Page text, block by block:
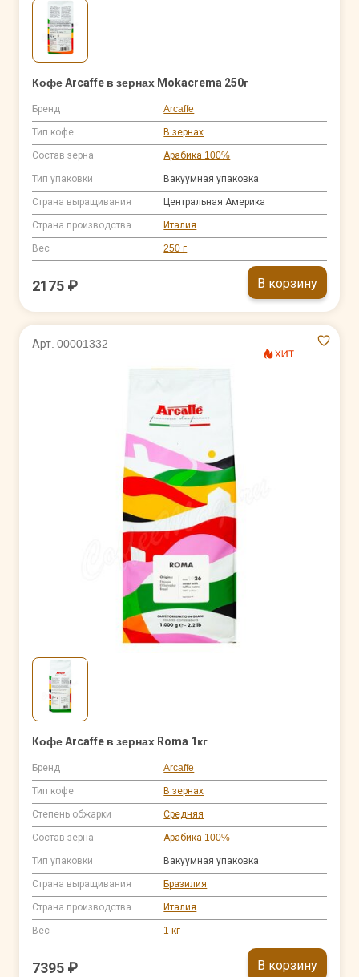
Кофе Arcaffe в зернах Mokacrema 250г
Бренд Arcaffe
Тип кофе В зернах
Состав зерна Арабика 100%
Тип упаковки Вакуумная упаковка
Страна выращивания Центральная Америка
Страна производства Италия
Вес 250 г
2175 ₽ В корзину
Арт. 00001332
Кофе Arcaffe в зернах Roma 1кг
Бренд Arcaffe
Тип кофе В зернах
Степень обжарки Средняя
Состав зерна Арабика 100%
Тип упаковки Вакуумная упаковка
Страна выращивания Бразилия
Страна производства Италия
Вес 1 кг
7395 ₽ В корзину